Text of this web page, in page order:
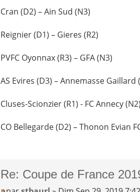
Cran (D2) – Ain Sud (N3)
Reignier (D1) – Gieres (R2)
PVFC Oyonnax (R3) – GFA (N3)
AS Evires (D3) – Annemasse Gaillard
Cluses-Scionzier (R1) - FC Annecy (N2)
CO Bellegarde (D2) – Thonon Evian
Re: Coupe de France